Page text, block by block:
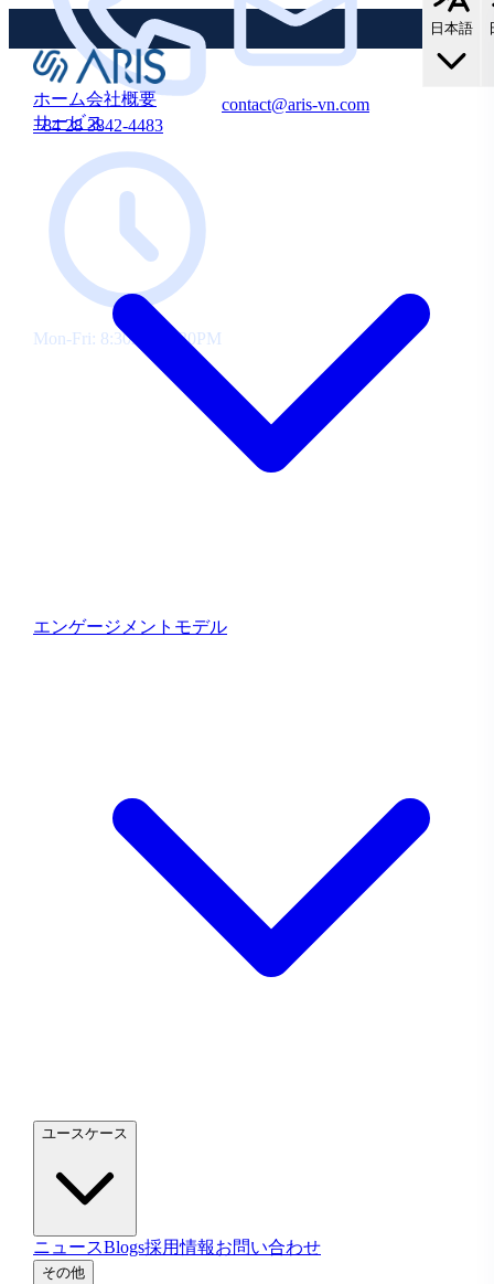
+84 28 3842-4483
Mon-Fri: 8:30AM-5:30PM
contact@aris-vn.com
中
す！
に
10%
割
存
お
日本語
ホーム会社概要
サービス
エンゲージメントモデル
ユースケース
ニュースBlogs採用情報お問い合わせ
その他